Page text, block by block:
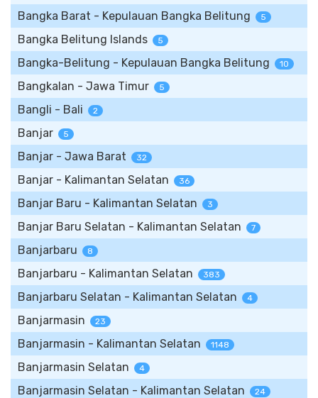
Bangka Barat - Kepulauan Bangka Belitung 5
Bangka Belitung Islands 5
Bangka-Belitung - Kepulauan Bangka Belitung 10
Bangkalan - Jawa Timur 5
Bangli - Bali 2
Banjar 5
Banjar - Jawa Barat 32
Banjar - Kalimantan Selatan 36
Banjar Baru - Kalimantan Selatan 3
Banjar Baru Selatan - Kalimantan Selatan 7
Banjarbaru 8
Banjarbaru - Kalimantan Selatan 383
Banjarbaru Selatan - Kalimantan Selatan 4
Banjarmasin 23
Banjarmasin - Kalimantan Selatan 1148
Banjarmasin Selatan 4
Banjarmasin Selatan - Kalimantan Selatan 24